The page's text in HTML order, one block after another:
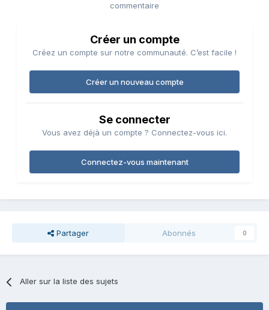
commentaire
Créer un compte
Créez un compte sur notre communauté. C’est facile !
Créer un nouveau compte
Se connecter
Vous avez déjà un compte ? Connectez-vous ici.
Connectez-vous maintenant
Partager Abonnés 0
Aller sur la liste des sujets